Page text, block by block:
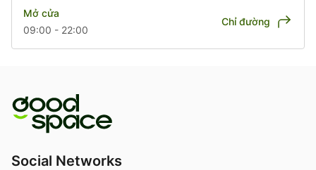
Mở cửa
09:00 - 22:00
Chỉ đường
Social Networks